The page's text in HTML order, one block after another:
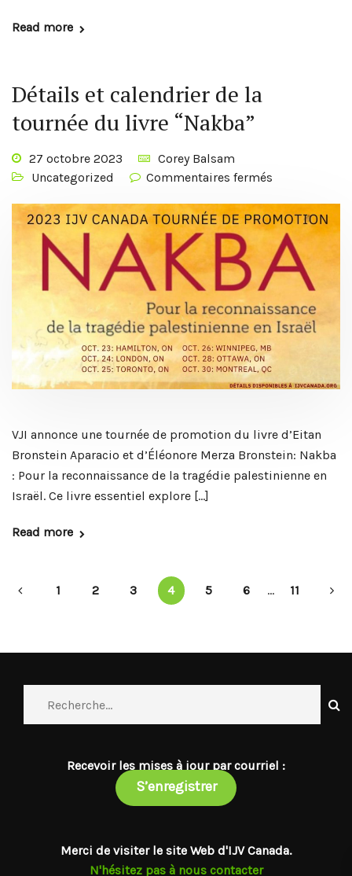
Read more
Détails et calendrier de la
tournée du livre “Nakba”
27 octobre 2023
Corey Balsam
Uncategorized
Commentaires fermés
VJI annonce une tournée de promotion du livre d’Eitan
Bronstein Aparacio et d’Éléonore Merza Bronstein: Nakba
: Pour la reconnaissance de la tragédie palestinienne en
Israël. Ce livre essentiel explore […]
Read more
1 2 3 4 5 6 ... 11
Recevoir les mises à jour par courriel :
S’enregistrer
Merci de visiter le site Web d'IJV Canada.
N'hésitez pas à nous contacter